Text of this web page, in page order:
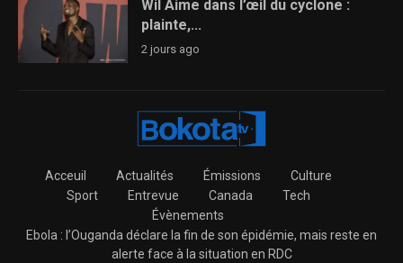
Wil Aime dans l’œil du cyclone :
plainte,...
2 jours ago
Acceuil Actualités Émissions
Culture
Sport
Entrevue Canada
Tech
Évènements
Ebola : l’Ouganda déclare la fin de son épidémie, mais reste en
alerte face à la situation en RDC